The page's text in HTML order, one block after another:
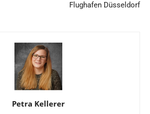
Flughafen Düsseldorf
Petra Kellerer